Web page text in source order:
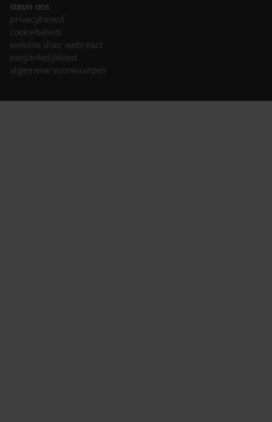
steun ons
privacybeleid
cookiebeleid
website door webreact
toegankelijkheid
algemene voorwaarden